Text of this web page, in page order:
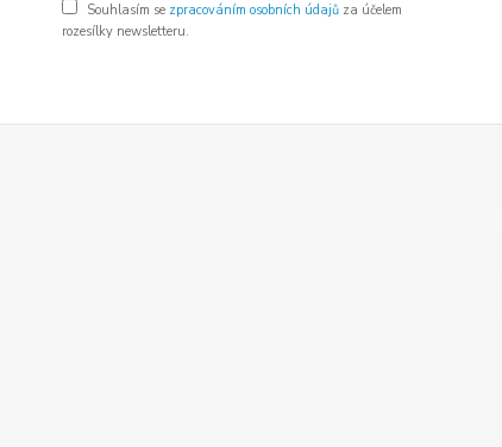
Souhlasím se zpracováním osobních údajů za účelem
rozesílky newsletteru.